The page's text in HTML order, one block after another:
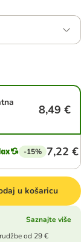
8,49 €
-15% 7,22 €
u košaricu
Saznajte više
od 29 €